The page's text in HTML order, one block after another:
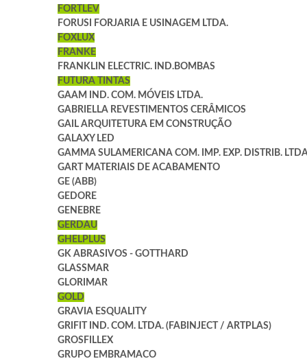
FORTLEV
FORUSI FORJARIA E USINAGEM LTDA.
FOXLUX
FRANKE
FRANKLIN ELECTRIC. IND.BOMBAS
FUTURA TINTAS
GAAM IND. COM. MÓVEIS LTDA.
GABRIELLA REVESTIMENTOS CERÂMICOS
GAIL ARQUITETURA EM CONSTRUÇÃO
GALAXY LED
GAMMA SULAMERICANA COM. IMP. EXP. DISTRIB.
GART MATERIAIS DE ACABAMENTO
GE (ABB)
GEDORE
GENEBRE
GERDAU
GHELPLUS
GK ABRASIVOS - GOTTHARD
GLASSMAR
GLORIMAR
GOLD
GRAVIA ESQUALITY
GRIFIT IND. COM. LTDA. (FABINJECT / ARTPLAS)
GROSFILLEX
GRUPO EMBRAMACO